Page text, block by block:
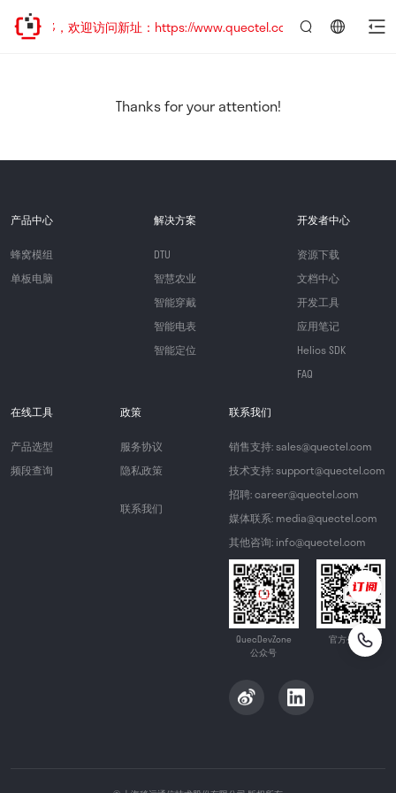
址已迁移，欢迎访问新址：https://www.quectel.com.cn
Thanks for your attention!
产品中心
蜂窝模组
单板电脑
解决方案
DTU
智慧农业
智能穿戴
智能电表
智能定位
开发者中心
资源下载
文档中心
开发工具
应用笔记
Helios SDK
FAQ
在线工具
产品选型
频段查询
政策
服务协议
隐私政策
联系我们
联系我们
销售支持: sales@quectel.com
技术支持: support@quectel.com
招聘: career@quectel.com
媒体联系: media@quectel.com
其他咨询: info@quectel.com
QuecDevZone
公众号
官方公众号